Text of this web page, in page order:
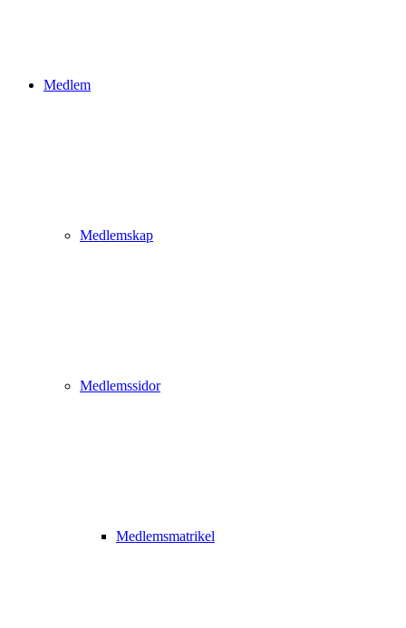
Medlem
Medlemskap
Medlemssidor
Medlemsmatrikel